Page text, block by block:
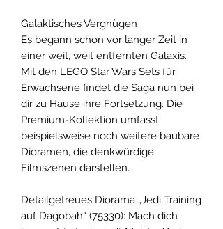
Galaktisches Vergnügen
Es begann schon vor langer Zeit in
einer weit, weit entfernten Galaxis.
Mit den LEGO Star Wars Sets für
Erwachsene findet die Saga nun bei
dir zu Hause ihre Fortsetzung. Die
Premium-Kollektion umfasst
beispielsweise noch weitere baubare
Dioramen, die denkwürdige
Filmszenen darstellen.
Detailgetreues Diorama „Jedi Training
auf Dagobah“ (75330): Mach dich